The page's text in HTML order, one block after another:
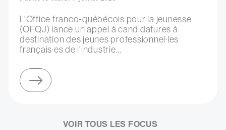
L'Office franco-québécois pour la jeunesse
(OFQJ) lance un appel à candidatures à
destination des jeunes professionnel·les
français·es de l'industrie...
VOIR TOUS LES FOCUS